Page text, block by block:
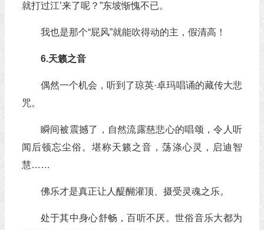
就打过江’来了呢？”东坡惭愧不已。
我也是那个“屁风”就能吹得动的主，假清高！
6.天籁之音
偶然一个机会，听到了琼英·卓玛唱诵的藏传大悲
咒。
瞬间被震撼了，自然流露慈悲心的唱颂，令人听
闻后顿忘尘俗。堪称天籁之音，荡涤心灵，启迪智
慧……
佛乐才是真正让人醍醐灌顶、摄受灵魂之乐。
处于其中身心舒畅，百听不厌。世俗音乐大都为